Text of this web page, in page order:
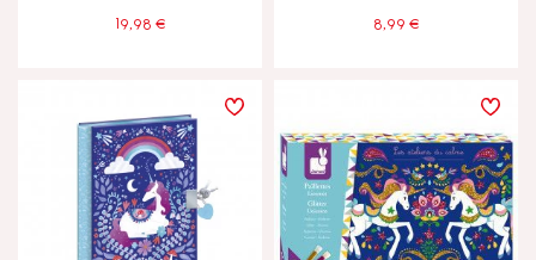
19,98 € 8,99 €